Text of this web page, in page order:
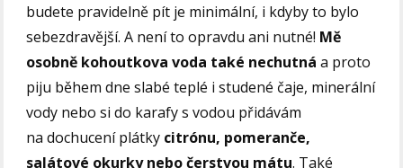
budete pravidelně pít je minimální, i kdyby to bylo
sebezdravější. A není to opravdu ani nutné! Mě
osobně kohoutkova voda také nechutnáa proto
piju během dne slabé teplé i studené čaje, minerální
vody nebo si do karafy s vodou přidávám
na dochucení plátky citrónu, pomeranče,
salátové okurky nebo čerstvou mátu. Také